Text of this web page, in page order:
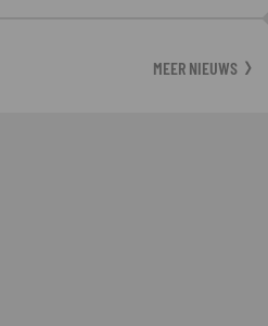
MEER NIEUWS